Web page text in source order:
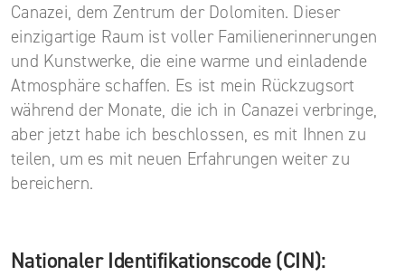
Canazei, dem Zentrum der Dolomiten. Dieser
einzigartige Raum ist voller Familienerinnerungen
und Kunstwerke, die eine warme und einladende
Atmosphäre schaffen. Es ist mein Rückzugsort
während der Monate, die ich in Canazei verbringe,
aber jetzt habe ich beschlossen, es mit Ihnen zu
teilen, um es mit neuen Erfahrungen weiter zu
bereichern.
Nationaler Identifikationscode (CIN):